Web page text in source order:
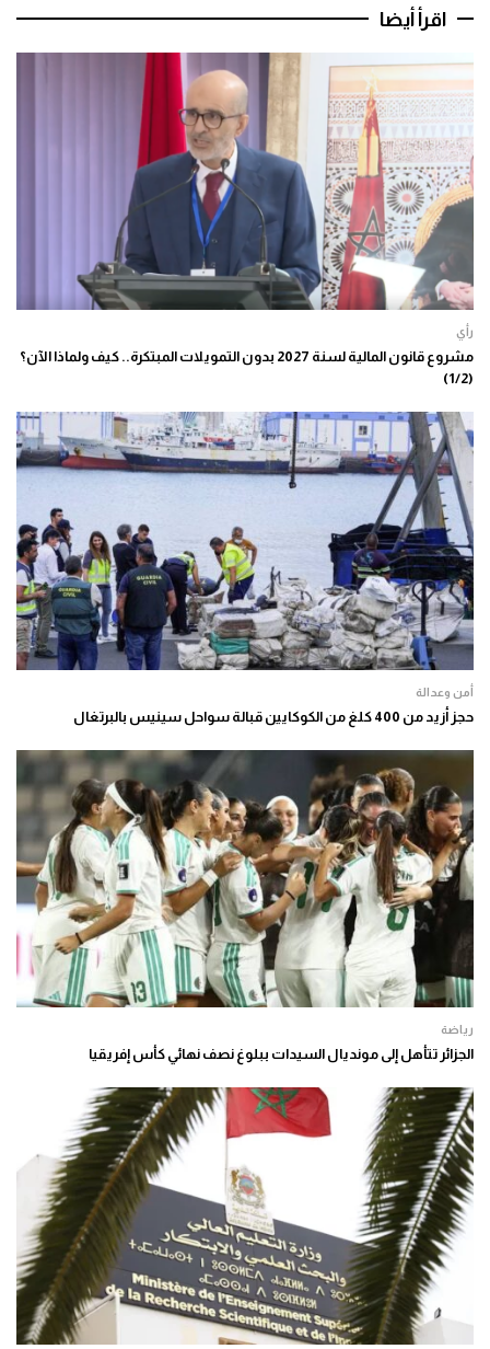
اقرأ أيضا
رأي
مشروع قانون المالية لسنة 2027 بدون التمويلات المبتكرة.. كيف ولماذا الآن؟
(1/2)
أمن وعدالة
حجز أزيد من 400 كلغ من الكوكايين قبالة سواحل سينيس بالبرتغال
رياضة
الجزائر تتأهل إلى مونديال السيدات ببلوغ نصف نهائي كأس إفريقيا